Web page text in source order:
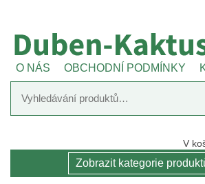
O NÁS OBCHODNÍ PODMÍNKY
V
Zobrazit kategorie